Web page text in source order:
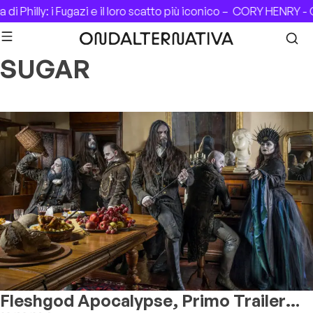
Skip to content
Philly: i Fugazi e il loro scatto più iconico –CORY HENRY -
SUGAR
Fleshgod Apocalypse, Primo Trailer